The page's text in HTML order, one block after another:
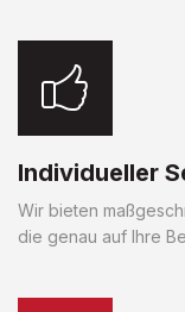
Individueller
Wir bieten
die genau auf Ihre